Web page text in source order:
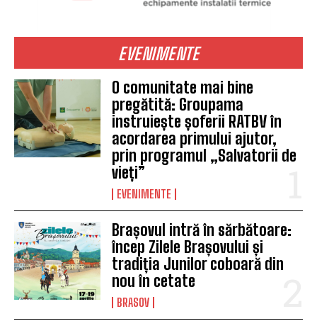
EVENIMENTE
O comunitate mai bine
pregătită: Groupama
instruiește șoferii RATBV în
acordarea primului ajutor,
prin programul „Salvatorii de
vieți”
EVENIMENTE
Brașovul intră în sărbătoare:
încep Zilele Brașovului și
tradiția Junilor coboară din
nou în cetate
BRASOV